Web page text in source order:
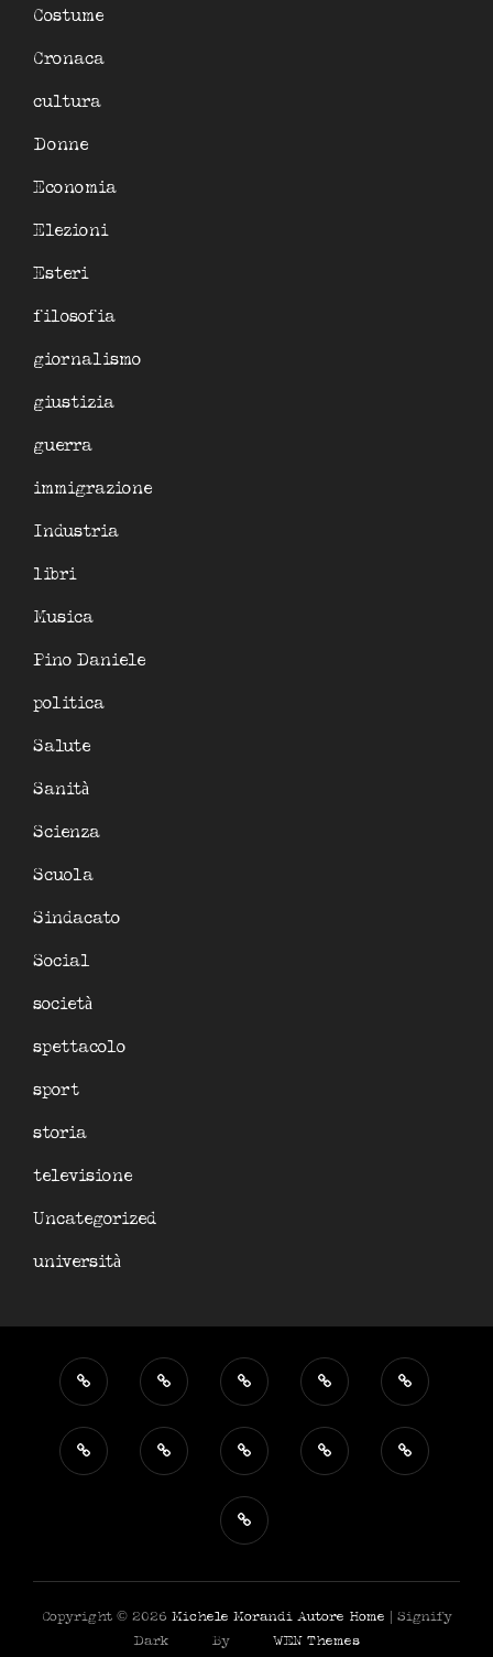
Costume
Cronaca
cultura
Donne
Economia
Elezioni
Esteri
filosofia
giornalismo
giustizia
guerra
immigrazione
Industria
libri
Musica
Pino Daniele
politica
Salute
Sanità
Scienza
Scuola
Sindacato
Social
società
spettacolo
sport
storia
televisione
Uncategorized
università
Copyright © 2026 Michele Morandi Autore Home
Signify
Dark By WEN Themes